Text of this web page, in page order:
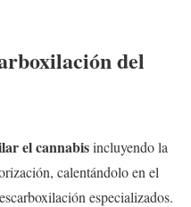
del
el cannabisincluyendo la
calentándolo en el
especializados.